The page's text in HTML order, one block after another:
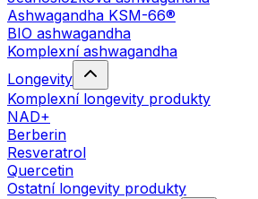
Ashwagandha KSM-66®
BIO ashwagandha
Komplexní ashwagandha
Longevity
Komplexní longevity produkty
NAD+
Berberin
Resveratrol
Quercetin
Ostatní longevity produkty